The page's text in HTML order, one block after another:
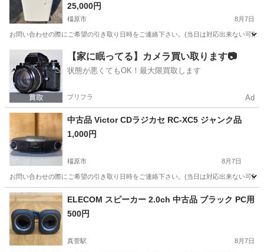
25,000円
橿原市 8月7日
お問い合わせの際にご希望の引き取り日時をご連絡下さい。(当日は対応出来ない可
橿原市 生活家電 コース
【家に眠ってる】カメラ買い取ります📷
状態が悪くてもOK！最大限買取します
プリフラ Ad
中古品 Victor CDラジカセ RC-XC5 ジャンク品
1,000円
橿原市 8月7日
お問い合わせの際にご希望の引き取り日時をご連絡下さい。(当日は対応出来ない可
奈良 橿原市 テープ
ELECOM スピーカー 2.0ch 中古品 ブラック PC用
500円
真菅駅 8月7日